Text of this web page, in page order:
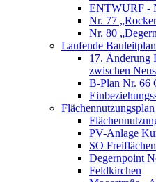
ENTWURF -
Nr. 77
Nr. 80
Laufende
17. Änderung
zwischen
B-Plan Nr. 66
Flächennutzungsplan
PV-Anlage
SO
Degernpoint
Feldkirchen